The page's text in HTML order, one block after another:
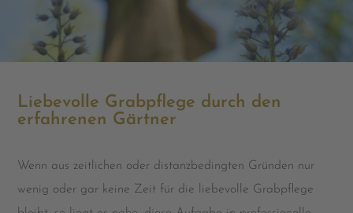
Liebevolle Grabpflege durch den
erfahrenen Gärtner
Wenn aus zeitlichen oder distanzbedingten Gründen nur
wenig oder gar keine Zeit für die liebevolle Grabpflege